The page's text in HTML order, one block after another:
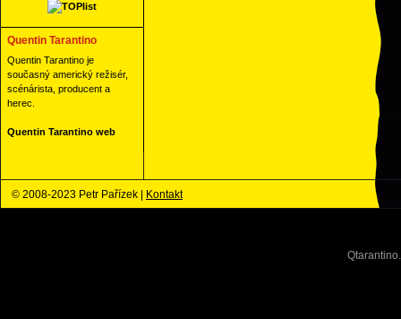
Quentin Tarantino
Quentin Tarantino je
současný americký režisér,
scénárista, producent a
herec.
Quentin Tarantino web
© 2008-2023 Petr Pařízek | Kontakt